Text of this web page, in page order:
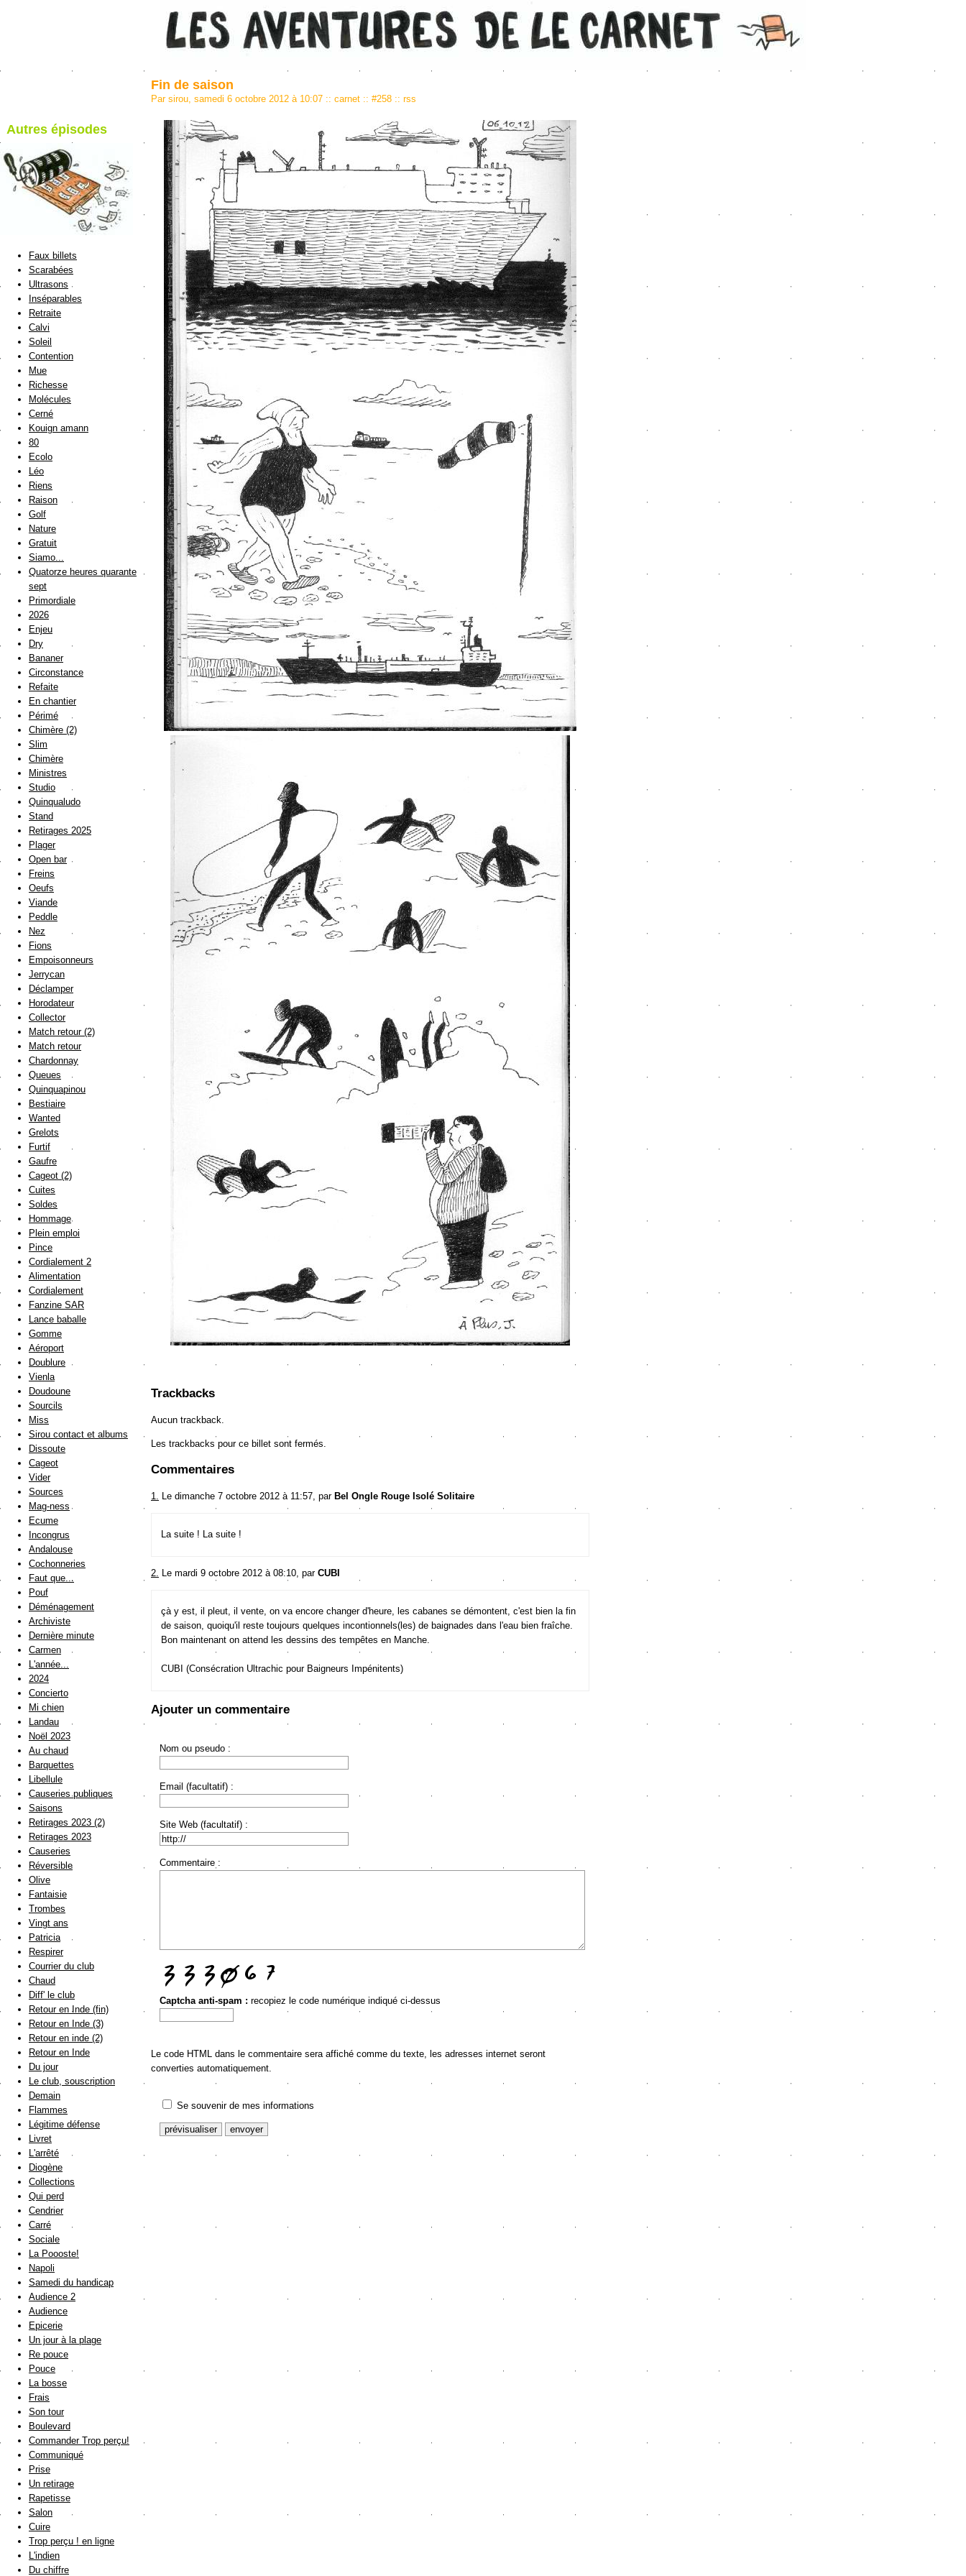
blog de Sirou
Fin de saison
Par sirou, samedi 6 octobre 2012 à 10:07 :: carnet :: #258 :: rss
Trackbacks
Aucun trackback.
Les trackbacks pour ce billet sont fermés.
Commentaires
1. Le dimanche 7 octobre 2012 à 11:57, par Bel Ongle Rouge Isolé Solitaire
La suite ! La suite !
2. Le mardi 9 octobre 2012 à 08:10, par CUBI
çà y est, il pleut, il vente, on va encore changer d'heure, les cabanes se démontent, c'est bien la fin
de saison, quoiqu'il reste toujours quelques incontionnels(les) de baignades dans l'eau bien fraîche.
Bon maintenant on attend les dessins des tempêtes en Manche.
CUBI (Consécration Ultrachic pour Baigneurs Impénitents)
Ajouter un commentaire
Nom ou pseudo :
Email (facultatif) :
Site Web (facultatif) :
Commentaire :
Captcha anti-spam : recopiez le code numérique indiqué ci-dessus
Le code HTML dans le commentaire sera affiché comme du texte, les adresses internet seront
converties automatiquement.
Se souvenir de mes informations
Autres épisodes
Faux billets
Scarabées
Ultrasons
Inséparables
Retraite
Calvi
Soleil
Contention
Mue
Richesse
Molécules
Cerné
Kouign amann
80
Ecolo
Léo
Riens
Raison
Golf
Nature
Gratuit
Siamo...
Quatorze heures quarante
sept
Primordiale
2026
Enjeu
Dry
Bananer
Circonstance
Refaite
En chantier
Périmé
Chimère (2)
Slim
Chimère
Ministres
Studio
Quinqualudo
Stand
Retirages 2025
Plager
Open bar
Freins
Oeufs
Viande
Peddle
Nez
Fions
Empoisonneurs
Jerrycan
Déclamper
Horodateur
Collector
Match retour (2)
Match retour
Chardonnay
Queues
Quinquapinou
Bestiaire
Wanted
Grelots
Furtif
Gaufre
Cageot (2)
Cuites
Soldes
Hommage
Plein emploi
Pince
Cordialement 2
Alimentation
Cordialement
Fanzine SAR
Lance baballe
Gomme
Aéroport
Doublure
Vienla
Doudoune
Sourcils
Miss
Sirou contact et albums
Dissoute
Cageot
Vider
Sources
Mag-ness
Ecume
Incongrus
Andalouse
Cochonneries
Faut que...
Pouf
Déménagement
Archiviste
Dernière minute
Carmen
L'année...
2024
Concierto
Mi chien
Landau
Noël 2023
Au chaud
Barquettes
Libellule
Causeries publiques
Saisons
Retirages 2023 (2)
Retirages 2023
Causeries
Réversible
Olive
Fantaisie
Trombes
Vingt ans
Patricia
Respirer
Courrier du club
Chaud
Diff' le club
Retour en Inde (fin)
Retour en Inde (3)
Retour en inde (2)
Retour en Inde
Du jour
Le club, souscription
Demain
Flammes
Légitime défense
Livret
L'arrêté
Diogène
Collections
Qui perd
Cendrier
Carré
Sociale
La Poooste!
Napoli
Samedi du handicap
Audience 2
Audience
Epicerie
Un jour à la plage
Re pouce
Pouce
La bosse
Frais
Son tour
Boulevard
Commander Trop perçu!
Communiqué
Prise
Un retirage
Rapetisse
Salon
Cuire
Trop perçu ! en ligne
L'indien
Du chiffre